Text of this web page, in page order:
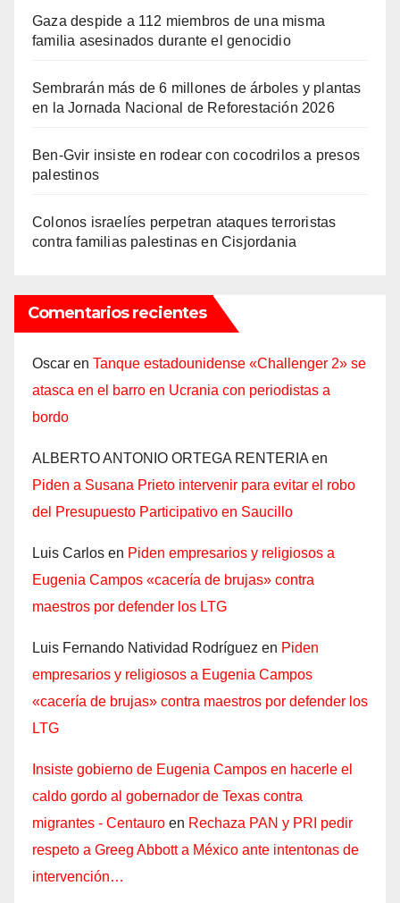
Gaza despide a 112 miembros de una misma
familia asesinados durante el genocidio
Sembrarán más de 6 millones de árboles y plantas
en la Jornada Nacional de Reforestación 2026
Ben-Gvir insiste en rodear con cocodrilos a presos
palestinos
Colonos israelíes perpetran ataques terroristas
contra familias palestinas en Cisjordania
Comentarios recientes
Oscar en Tanque estadounidense «Challenger 2» se
atasca en el barro en Ucrania con periodistas a
bordo
ALBERTO ANTONIO ORTEGA RENTERIA en
Piden a Susana Prieto intervenir para evitar el robo
del Presupuesto Participativo en Saucillo
Luis Carlos en Piden empresarios y religiosos a
Eugenia Campos «cacería de brujas» contra
maestros por defender los LTG
Luis Fernando Natividad Rodríguez en Piden
empresarios y religiosos a Eugenia Campos
«cacería de brujas» contra maestros por defender los
LTG
Insiste gobierno de Eugenia Campos en hacerle el
caldo gordo al gobernador de Texas contra
migrantes - Centauro en Rechaza PAN y PRI pedir
respeto a Greeg Abbott a México ante intentonas de
intervención…